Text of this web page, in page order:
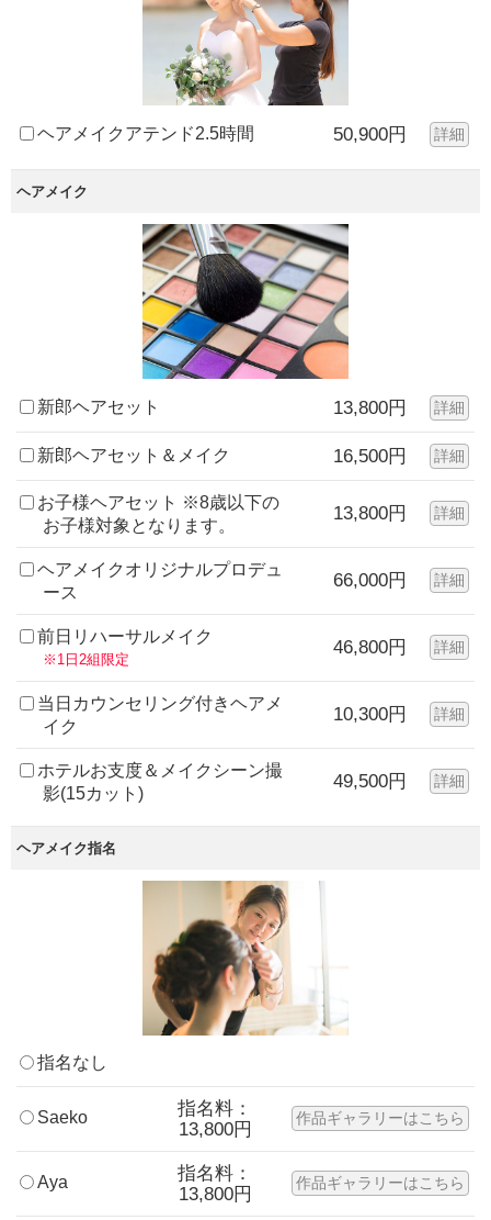
ヘアメイクアテンド2.5時間 50,900円 詳細
ヘアメイク
新郎ヘアセット 13,800円 詳細
新郎ヘアセット＆メイク 16,500円 詳細
お子様ヘアセット ※8歳以下の
お子様対象となります。
13,800円 詳細
ヘアメイクオリジナルプロデュ
ース
66,000円 詳細
前日リハーサルメイク
※1日2組限定
46,800円 詳細
当日カウンセリング付きヘアメ
イク
10,300円 詳細
ホテルお支度＆メイクシーン撮
影(15カット)
49,500円 詳細
ヘアメイク指名
指名なし
Saeko
指名料：
13,800円
作品ギャラリーはこちら
Aya
指名料：
13,800円
作品ギャラリーはこちら